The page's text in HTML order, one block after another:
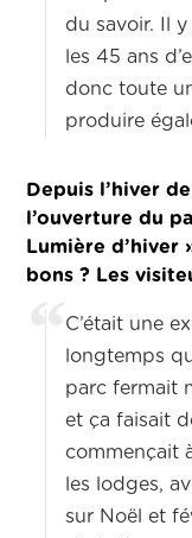
du savoir. Il
les 45 ans
donc toute
produire
Depuis l’hiver
l’ouverture du
Lumière d’hiver
bons ? Les
C’était une
longtemps
parc fermait
et ça faisait
commençait
les lodges,
sur Noël et